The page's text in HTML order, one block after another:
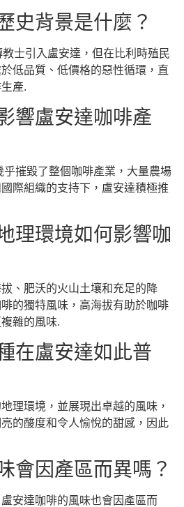
史背景是什麼？
士引入盧安達，但在比利時殖民
低品質、低價格的惡性循環，直
產.
響盧安達咖啡產
摧毀了整個咖啡產業，大量農場
際組織的支持下，盧安達積極推
理環境如何影響咖
、肥沃的火山土壤和充足的降
的獨特風味，高海拔有助於咖啡
雜的風味.
在盧安達如此普
理環境，並展現出卓越的風味，
的酸度和令人愉悅的甜感，因此
會因產區而異嗎？
安達咖啡的風味也會因產區而